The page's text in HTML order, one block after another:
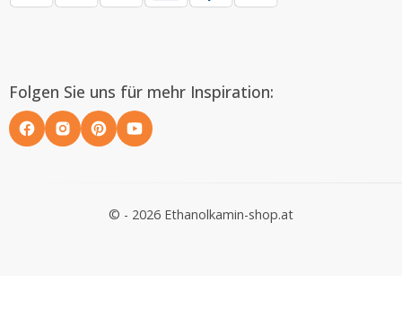
Folgen Sie uns für mehr Inspiration:
© - 2026 Ethanolkamin-shop.at